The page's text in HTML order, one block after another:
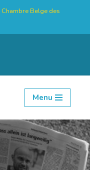
Chambre Belge des
Menu